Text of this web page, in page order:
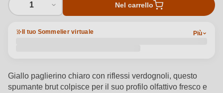
1 Nel carrello
Il tuo Sommelier virtuale Più
Giallo paglierino chiaro con riflessi verdognoli, questo
spumante brut colpisce per il suo profilo olfattivo fresco e